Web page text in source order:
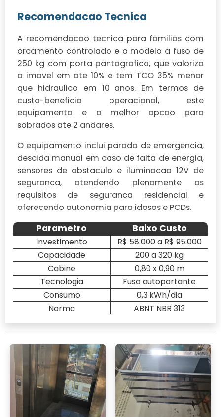
Recomendacao Tecnica
A recomendacao tecnica para familias com
orcamento controlado e o modelo a fuso de
250 kg com porta pantografica, que valoriza
o imovel em ate 10% e tem TCO 35% menor
que hidraulico em 10 anos. Em termos de
custo-beneficio operacional, este
equipamento e a melhor opcao para
sobrados ate 2 andares.
O equipamento inclui parada de emergencia,
descida manual em caso de falta de energia,
sensores de obstaculo e iluminacao 12V de
seguranca, atendendo plenamente os
requisitos de seguranca residencial e
oferecendo autonomia para idosos e PCDs.
Parametro Baixo Custo
Investimento
R$ 58.000 a R$ 95.000
Capacidade
200 a 320 kg
Cabine
0,80 x 0,90 m
Tecnologia
Fuso autoportante
Consumo
0,3 kWh/dia
Norma
ABNT NBR 313